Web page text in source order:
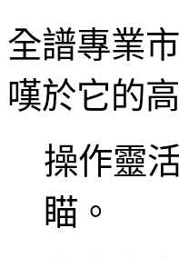
全譜專業
嘆於它的
操作靈
瞄。